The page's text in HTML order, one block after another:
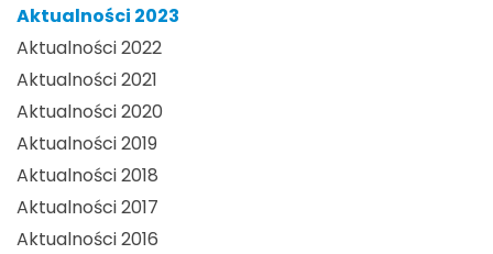
Aktualności 2023
Aktualności 2022
Aktualności 2021
Aktualności 2020
Aktualności 2019
Aktualności 2018
Aktualności 2017
Aktualności 2016